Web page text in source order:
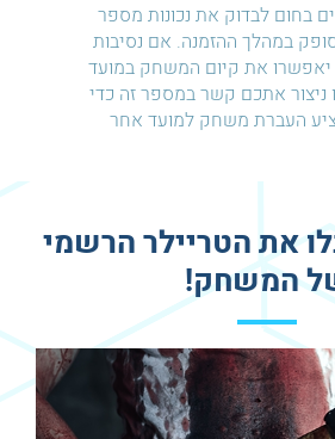
בחום לבדוק את נכונות מספר
במהלך ההזמנה. אם נסיבות
את קיום המשחק במועד
ניצור אתכם קשר במספר זה כדי
העברת משחק למועד אחר
את הטריילר הרשמי
המשחק!